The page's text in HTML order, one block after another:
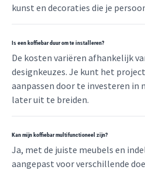
kunst en decoraties die je
Is een koffiebar duur om te installeren?
De kosten variëren afhankelijk
designkeuzes. Je kunt het
aanpassen door te investeren in
later uit te breiden.
Kan mijn koffiebar multifunctioneel zijn?
Ja, met de juiste meubels en
aangepast voor verschillende